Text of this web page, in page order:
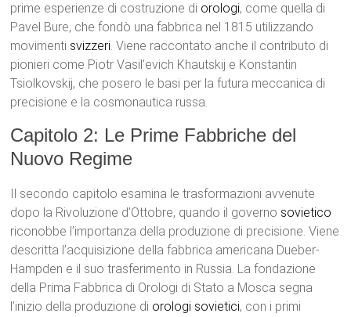
prime esperienze di costruzione di orologi, come quella di
Pavel Bure, che fondò una fabbrica nel 1815 utilizzando
movimenti svizzeri. Viene raccontato anche il contributo di
pionieri come Piotr Vasil’evich Khautskij e Konstantin
Tsiolkovskij, che posero le basi per la futura meccanica di
precisione e la cosmonautica russa.
Capitolo 2: Le Prime Fabbriche del
Nuovo Regime
Il secondo capitolo esamina le trasformazioni avvenute
dopo la Rivoluzione d’Ottobre, quando il governo sovietico
riconobbe l’importanza della produzione di precisione. Viene
descritta l’acquisizione della fabbrica americana Dueber-
Hampden e il suo trasferimento in Russia. La fondazione
della Prima Fabbrica di Orologi di Stato a Mosca segna
l’inizio della produzione di orologi sovietici, con i primi